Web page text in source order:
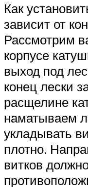
Как
зависит от
Рассмотрим
корпусе
выход под
конец лески
расщелине
наматываем
укладывать
плотно.
витков